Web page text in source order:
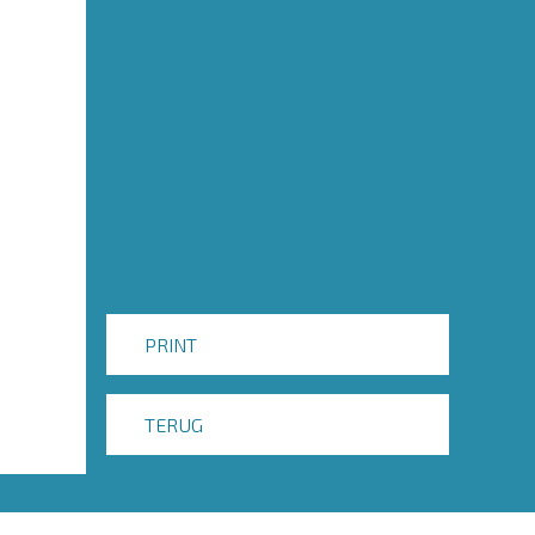
PRINT
TERUG